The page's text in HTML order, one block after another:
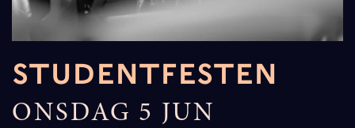
STUDENTFESTEN
ONSDAG 5 JUN